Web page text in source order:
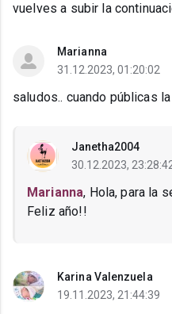
vuelves a subir la
Marianna
31.12.2023, 01:20:02
saludos.. cuando públicas
Janetha2004
30.12.2023,
Marianna, Hola, para la
Feliz año!!
Karina Valenzuela
19.11.2023, 21:44:39